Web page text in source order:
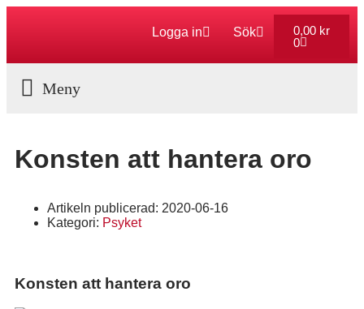
Logga in Sök 0,00 kr
0
Konsten att hantera oro
Artikeln publicerad: 2020-06-16
Kategori: Psyket
Konsten att hantera oro